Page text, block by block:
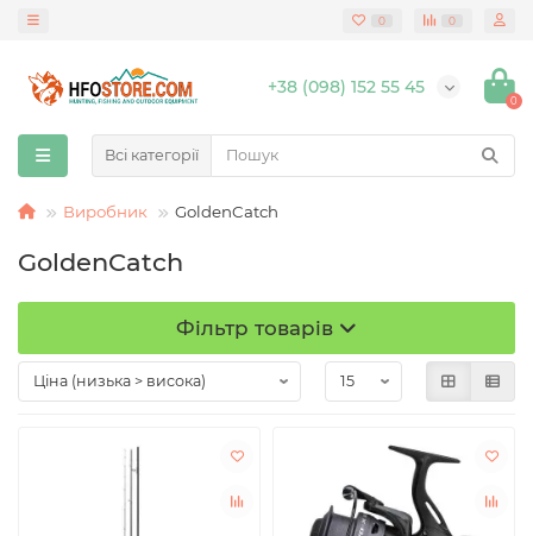
0 0
+38 (098) 152 55 45
0
Всі категорії
Виробник GoldenCatch
GoldenCatch
Фільтр товарів